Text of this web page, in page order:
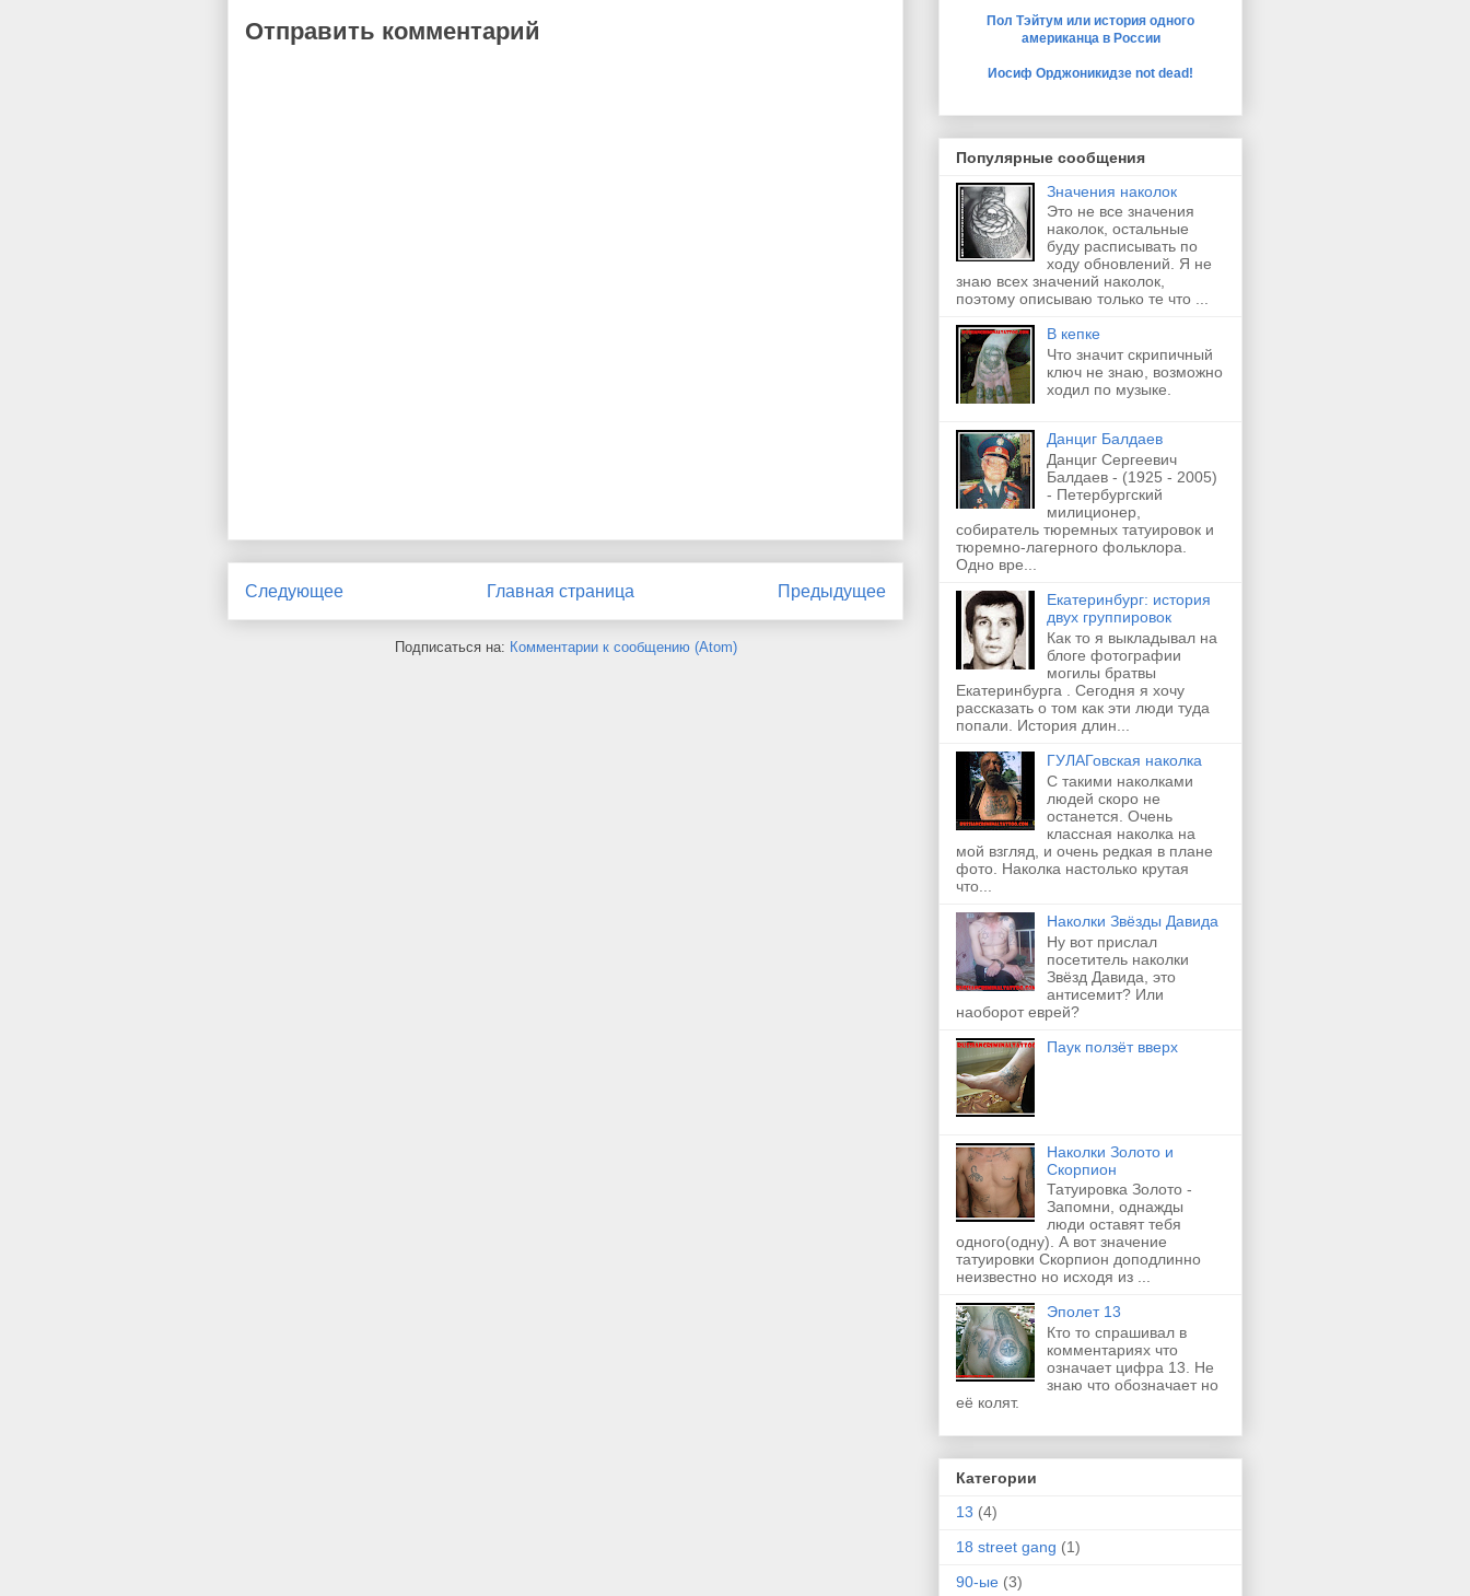
Отправить комментарий
Следующее Предыдущее
Главная страница
Подписаться на: Комментарии к сообщению (Atom)
Пол Тэйтум или история одного
американца в России
Иосиф Орджоникидзе not dead!
Популярные сообщения
Значения наколок
Это не все значения
наколок, остальные
буду расписывать по
ходу обновлений. Я не
знаю всех значений наколок,
поэтому описываю только те что ...
В кепке
Что значит скрипичный
ключ не знаю, возможно
ходил по музыке.
Данциг Балдаев
Данциг Сергеевич
Балдаев - (1925 - 2005)
- Петербургский
милиционер,
собиратель тюремных татуировок и
тюремно-лагерного фольклора.
Одно вре...
Екатеринбург: история
двух группировок
Как то я выкладывал на
блоге фотографии
могилы братвы
Екатеринбурга . Сегодня я хочу
рассказать о том как эти люди туда
попали. История длин...
ГУЛАГовская наколка
С такими наколками
людей скоро не
останется. Очень
классная наколка на
мой взгляд, и очень редкая в плане
фото. Наколка настолько крутая
что...
Наколки Звёзды Давида
Ну вот прислал
посетитель наколки
Звёзд Давида, это
антисемит? Или
наоборот еврей?
Паук ползёт вверх
Наколки Золото и
Скорпион
Татуировка Золото -
Запомни, однажды
люди оставят тебя
одного(одну). А вот значение
татуировки Скорпион доподлинно
неизвестно но исходя из ...
Эполет 13
Кто то спрашивал в
комментариях что
означает цифра 13. Не
знаю что обозначает но
её колят.
Категории
13 (4)
18 street gang (1)
90-ые (3)